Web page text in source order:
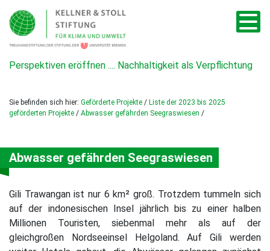
Perspektiven eröffnen .... Nachhaltigkeit als Verpflichtung
Sie befinden sich hier: Geförderte Projekte / Liste der 2023 bis 2025
geförderten Projekte / Abwasser gefährden Seegraswiesen /
Abwasser gefährden Seegraswiesen
Gili Trawangan ist nur 6 km² groß. Trotzdem tummeln sich
auf der indonesischen Insel jährlich bis zu einer halben
Millionen Touristen, siebenmal mehr als auf der
gleichgroßen Nordseeinsel Helgoland. Auf Gili werden